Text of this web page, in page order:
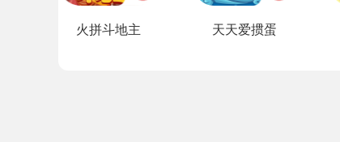
火拼斗地主 天天爱掼蛋